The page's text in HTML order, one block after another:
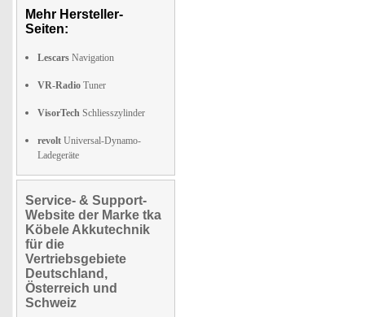
Mehr Hersteller-
Seiten:
Lescars Navigation
VR-Radio Tuner
VisorTech Schliesszylinder
revolt Universal-Dynamo-
Ladegeräte
Service- & Support-
Website der Marke tka
Köbele Akkutechnik
für die
Vertriebsgebiete
Deutschland,
Österreich und
Schweiz